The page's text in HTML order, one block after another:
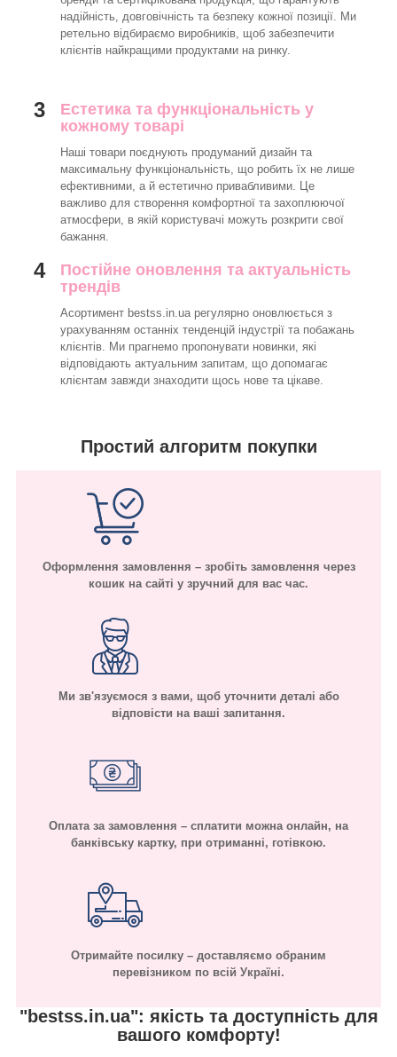
надійність, довговічність та безпеку кожної позиції. Ми
ретельно відбираємо виробників, щоб забезпечити
клієнтів найкращими продуктами на ринку.
3
Естетика та функціональність у
кожному товарі
Наші товари поєднують продуманий дизайн та
максимальну функціональність, що робить їх не лише
ефективними, а й естетично привабливими. Це
важливо для створення комфортної та захоплюючої
атмосфери, в якій користувачі можуть розкрити свої
бажання.
4
Постійне оновлення та актуальність
трендів
Асортимент bestss.in.ua регулярно оновлюється з
урахуванням останніх тенденцій індустрії та побажань
клієнтів. Ми прагнемо пропонувати новинки, які
відповідають актуальним запитам, що допомагає
клієнтам завжди знаходити щось нове та цікаве.
Простий алгоритм покупки
Оформлення замовлення – зробіть замовлення через
кошик на сайті у зручний для вас час.
Ми зв'язуємося з вами, щоб уточнити деталі або
відповісти на ваші запитання.
Оплата за замовлення – сплатити можна онлайн, на
банківську картку, при отриманні, готівкою.
Отримайте посилку – доставляємо обраним
перевізником по всій Україні.
"bestss.in.ua": якість та доступність для
вашого комфорту!